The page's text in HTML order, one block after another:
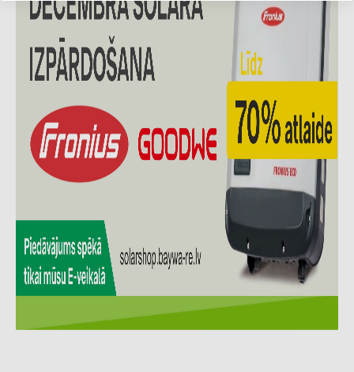
NOVOTEGRA (315)
PROJOY (3)
PRYSMIAN DRAKA (18)
PYLONTECH (19)
QILOWATT (3)
SMA (1)
SolarEdge (2)
Solis (63)
Stäubli (2)
TIGO (4)
Trina Solar (6)